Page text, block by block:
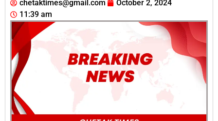
chetaktimes@gmail.com
October 2, 2024
11:39 am